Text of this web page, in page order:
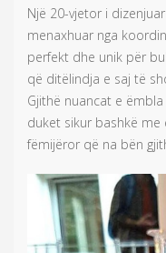
Një 20-vjetor i
menaxhuar nga
perfekt dhe unik për
që ditëlindja e saj të
Gjithë nuancat e
duket sikur bashkë
fëmijëror që na bën